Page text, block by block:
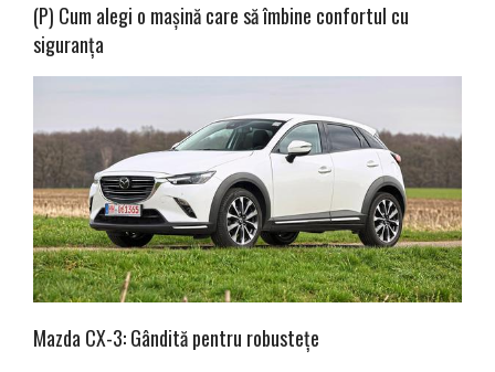
(P) Cum alegi o mașină care să îmbine confortul cu
siguranța
Mazda CX-3: Gândită pentru robustețe